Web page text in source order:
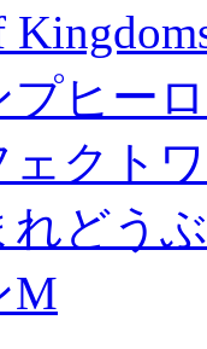
プヒー
ェクト
れどう
M